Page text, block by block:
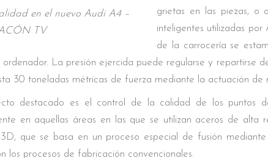
en el nuevo Audi A4 –
TV
grietas en las piezas, o
inteligentes utilizadas
de la carrocería se
ordenador. La presión ejercida puede regularse y repartirse
30 toneladas métricas de fuerza mediante la actuación de
destacado es el control de la calidad de los puntos
en aquellas áreas en las que se utilizan aceros de alta
que se basa en un proceso especial de fusión
los procesos de fabricación convencionales.